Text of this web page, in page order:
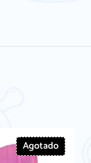
Agotado